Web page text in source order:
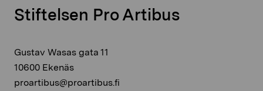
Stiftelsen Pro Artibus
Gustav Wasas gata 11
10600 Ekenäs
proartibus@proartibus.fi